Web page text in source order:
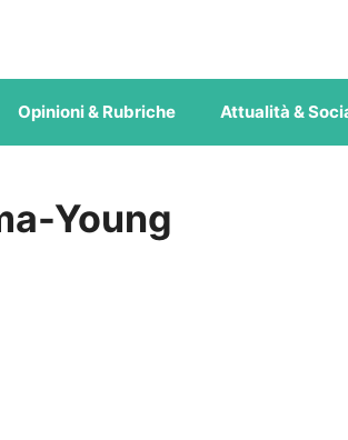
Opinioni & Rubriche Attualità &
Young